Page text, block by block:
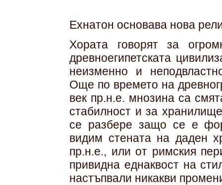
Ехнатон основава нова
Хората говорят за
древноегипетската
неизменно и
Още по времето на
век пр.н.е. мнозина са
стабилност и за
се разбере защо се е
видим стената на даден
пр.н.е., или от римския
привидна еднаквост на
настъпвали никакви